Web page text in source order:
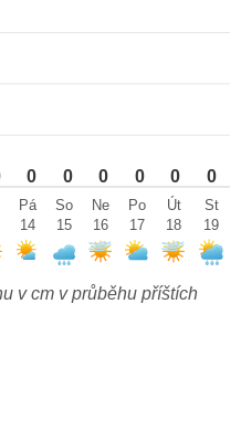
0 0 0 0 0 0
Pá
14
So
15
Ne
16
Po
17
Út
18
St
19
v cm v průběhu příštích